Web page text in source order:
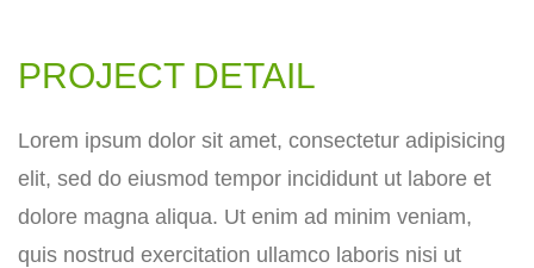
PROJECT DETAIL
Lorem ipsum dolor sit amet, consectetur adipisicing
elit, sed do eiusmod tempor incididunt ut labore et
dolore magna aliqua. Ut enim ad minim veniam,
quis nostrud exercitation ullamco laboris nisi ut